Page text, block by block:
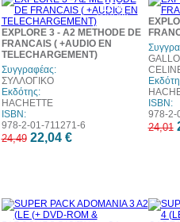
10%
έκπτωση
EXPLORE 3 - A2 METHODE DE
FRANCAIS ( +AUDIO EN
TELECHARGEMENT)
Συγγραφέας:
ΣΥΛΛΟΓΙΚΟ
Εκδότης:
HACHETTE
ISBN:
978-2-01-711271-6
24,49 22,04 €
ISBN:
978-2-
24,01